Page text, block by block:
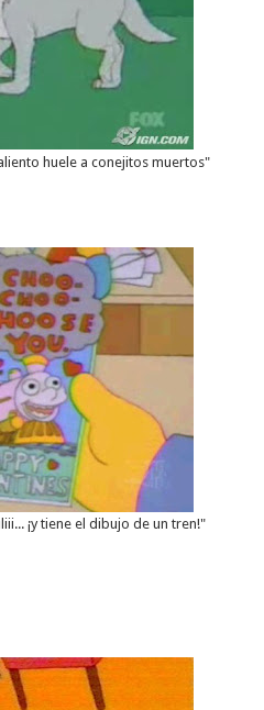
huele a conejitos muertos"
¡y tiene el dibujo de un tren!"